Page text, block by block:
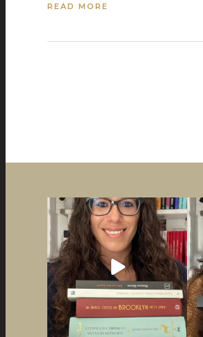
READ MORE